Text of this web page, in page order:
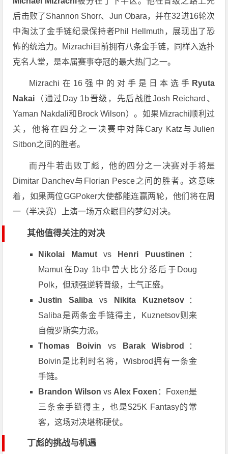
后击败了Shannon Shorr、Jun Obara，并在32进16轮次
中淘汰了金手链纪录保持者Phil Hellmuth，展现出了恐
怖的统治力。Mizrachi目前拥有八条金手链，同样入选扑
克名人堂，是本届赛事夺冠的最大热门之一。
Mizrachi在16强中的对手是日本选手 Ryuta
Nakai （通过Day 1b晋级，先后战胜Josh Reichard、
Yaman Nakdali和Brock Wilson）。如果Mizrachi顺利过
关，他将在四分之一决赛中对阵Cary Katz与Julien
Sitbon之间的胜者。
而丹牛若击败丁彪，他的四分之一决赛对手将是
Dimitar Danchev与Florian Pesce之间的胜者。这意味
着，如果两位GGPoker大使都能连赢两轮，他们将在周
一（半决赛）上演一场万众瞩目的梦幻对决。
其他值得关注的对决
Nikolai Mamutvs Henri Puustinen ：
Mamut在Day 1b中曾大比分落后于Doug
Polk，但顽强逆转晋级，士气正盛。
Justin Saliba vs Nikita Kuznetsov ：
Saliba是两条金手链得主，Kuznetsov则来
自俄罗斯实力派。
Thomas Boivin vs Barak Wisbrod
：
Boivin是比利时名将，Wisbrod拥有一条金
手链。
Brandon Wilson vs Alex Foxen ：Foxen是
三条金手链得主，也是$25K Fantasy的常
客，这场对决堪称硬仗。
丁彪的挑战与机遇